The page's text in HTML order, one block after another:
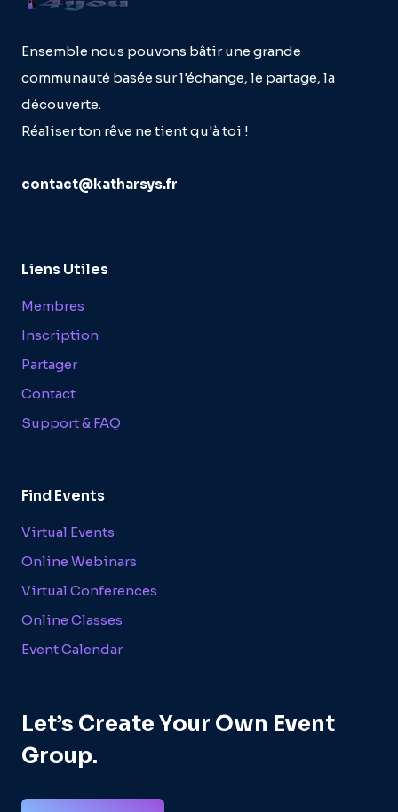
Ensemble nous pouvons bâtir une grande
communauté basée sur l'échange, le partage, la
découverte.
Réaliser ton rêve ne tient qu'à toi !
contact@katharsys.fr
Liens Utiles
Membres
Inscription
Partager
Contact
Support & FAQ
Find Events
Virtual Events
Online Webinars
Virtual Conferences
Online Classes
Event Calendar
Let’s Create Your Own Event
Group.